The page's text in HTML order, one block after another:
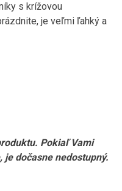
s krížovou
je veľmi ľahký a
Pokiaľ Vami
je dočasne nedostupný.